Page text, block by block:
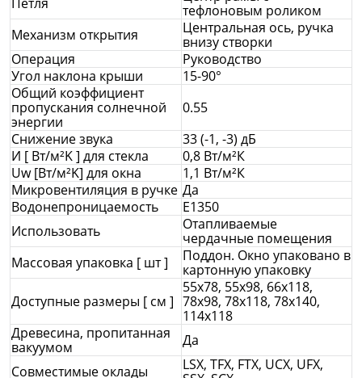
тефлоновым роликом
Механизм открытия
Центральная ось, ручка
внизу створки
Операция
Руководство
Угол наклона крыши
15-90°
Общий коэффициент
пропускания солнечной
энергии
0.55
Снижение звука
33 (-1, -3) дБ
И [ Вт/м²K ] для стекла
0,8 Вт/м²К
Uw [Вт/м²K] для окна
1,1 Вт/м²К
Микровентиляция в ручке Да
Водонепроницаемость
E1350
Использовать
Отапливаемые
чердачные помещения
Массовая упаковка [ шт ]
Поддон. Окно упаковано в
картонную упаковку
Доступные размеры [ см ]
55x78, 55x98, 66x118,
78x98, 78x118, 78x140,
114x118
Древесина, пропитанная
вакуумом
Да
Совместимые оклады
LSX, TFX, FTX, UCX, UFX,